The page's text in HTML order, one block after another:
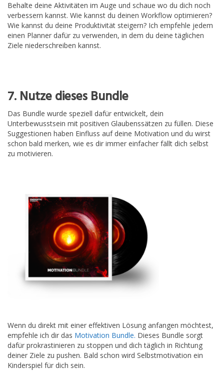
Behalte deine Aktivitäten im Auge und schaue wo du dich noch
verbessern kannst. Wie kannst du deinen Workflow optimieren?
Wie kannst du deine Produktivität steigern? Ich empfehle jedem
einen Planner dafür zu verwenden, in dem du deine täglichen
Ziele niederschreiben kannst.
7. Nutze dieses Bundle
Das Bundle wurde speziell dafür entwickelt, dein
Unterbewusstsein mit positiven Glaubenssätzen zu füllen. Diese
Suggestionen haben Einfluss auf deine Motivation und du wirst
schon bald merken, wie es dir immer einfacher fällt dich selbst
zu motivieren.
Wenn du direkt mit einer effektiven Lösung anfangen möchtest,
empfehle ich dir das Motivation Bundle. Dieses Bundle sorgt
dafür prokrastinieren zu stoppen und dich täglich in Richtung
deiner Ziele zu pushen. Bald schon wird Selbstmotivation ein
Kinderspiel für dich sein.